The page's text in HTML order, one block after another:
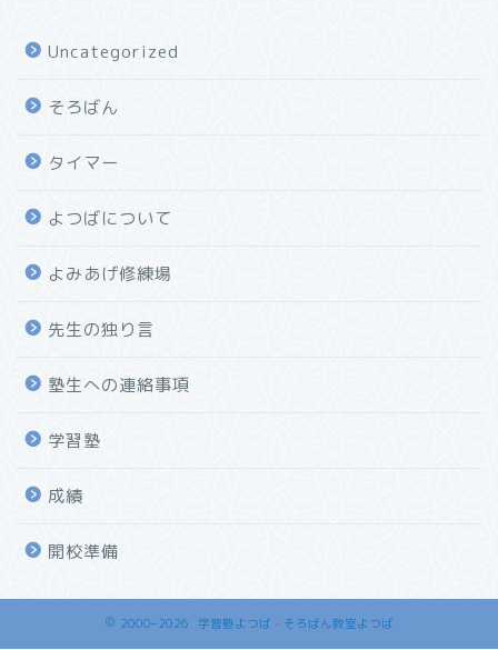
Uncategorized
そろばん
タイマー
よつばについて
よみあげ修練場
先生の独り言
塾生への連絡事項
学習塾
成績
開校準備
2000–2026 学習塾よつば・そろばん教室よつば